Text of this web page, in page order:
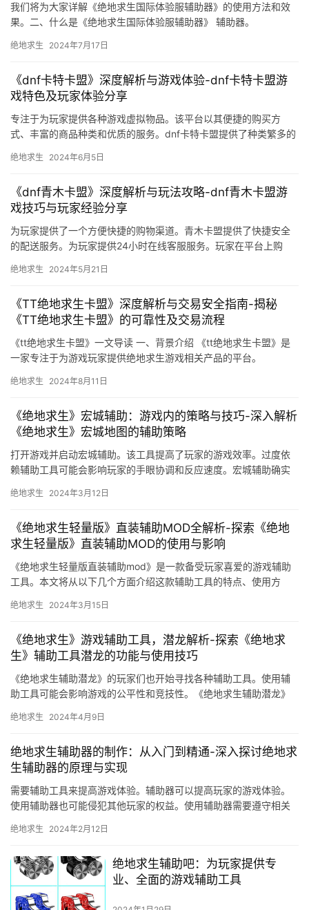
我们将为大家详解《绝地求生国际体验服辅助器》的使用方法和效
果。二、什么是《绝地求生国际体验服辅助器》 辅助器。
绝地求生 2024年7月17日
《dnf卡特卡盟》深度解析与游戏体验-dnf卡特卡盟游
戏特色及玩家体验分享
专注于为玩家提供各种游戏虚拟物品。该平台以其便捷的购买方
式、丰富的商品种类和优质的服务。dnf卡特卡盟提供了种类繁多的
绝地求生 2024年6月5日
《dnf青木卡盟》深度解析与玩法攻略-dnf青木卡盟游
戏技巧与玩家经验分享
为玩家提供了一个方便快捷的购物渠道。青木卡盟提供了快捷安全
的配送服务。为玩家提供24小时在线客服服务。玩家在平台上购
绝地求生 2024年5月21日
《TT绝地求生卡盟》深度解析与交易安全指南-揭秘
《TT绝地求生卡盟》的可靠性及交易流程
《tt绝地求生卡盟》一文导读 一、背景介绍 《tt绝地求生卡盟》是
一家专注于为游戏玩家提供绝地求生游戏相关产品的平台。
绝地求生 2024年8月11日
《绝地求生》宏城辅助：游戏内的策略与技巧-深入解析
《绝地求生》宏城地图的辅助策略
打开游戏并启动宏城辅助。该工具提高了玩家的游戏效率。过度依
赖辅助工具可能会影响玩家的手眼协调和反应速度。宏城辅助确实
绝地求生 2024年3月12日
《绝地求生轻量版》直装辅助MOD全解析-探索《绝地
求生轻量版》直装辅助MOD的使用与影响
《绝地求生轻量版直装辅助mod》是一款备受玩家喜爱的游戏辅助
工具。本文将从以下几个方面介绍这款辅助工具的特点、使用方
绝地求生 2024年3月15日
《绝地求生》游戏辅助工具，潜龙解析-探索《绝地求
生》辅助工具潜龙的功能与使用技巧
《绝地求生辅助潜龙》的玩家们也开始寻找各种辅助工具。使用辅
助工具可能会影响游戏的公平性和竞技性。《绝地求生辅助潜龙》
绝地求生 2024年4月9日
绝地求生辅助器的制作：从入门到精通-深入探讨绝地求
生辅助器的原理与实现
需要辅助工具来提高游戏体验。辅助器可以提高玩家的游戏体验。
使用辅助器也可能侵犯其他玩家的权益。使用辅助器需要遵守相关
绝地求生 2024年2月12日
绝地求生辅助吧：为玩家提供专
业、全面的游戏辅助工具